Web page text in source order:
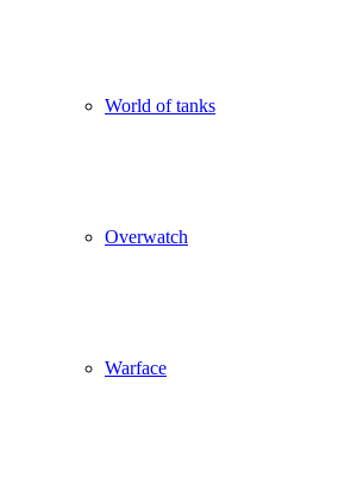
World of tanks
Overwatch
Warface